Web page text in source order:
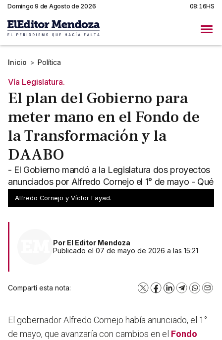
Domingo 9 de Agosto de 2026 08:16HS
Inicio > Política
Vía Legislatura.
El plan del Gobierno para
meter mano en el Fondo de
la Transformación y la
DAABO
- El Gobierno mandó a la Legislatura dos proyectos
anunciados por Alfredo Cornejo el 1° de mayo - Qué
pasará con el Fondo de la Transformación
Alfredo Cornejo y Víctor Fayad.
Por El Editor Mendoza
Publicado el 07 de mayo de 2026 a las 15:21
Compartí esta nota: X Facebook
LinkedInTelegram
El gobernador Alfredo Cornejo había anunciado, el 1°
de mayo, que avanzaría con cambios en el Fondo